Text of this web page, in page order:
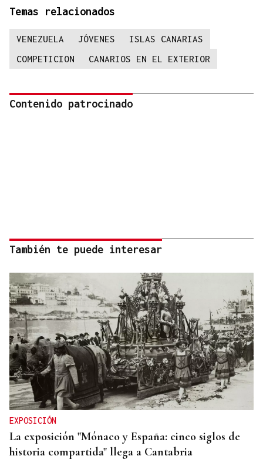
Temas relacionados
VENEZUELA JÓVENES
ISLAS CANARIAS
COMPETICION
CANARIOS EN EL EXTERIOR
Contenido patrocinado
También te puede interesar
EXPOSICIÓN
La exposición "Mónaco y España: cinco siglos de
historia compartida" llega a Cantabria